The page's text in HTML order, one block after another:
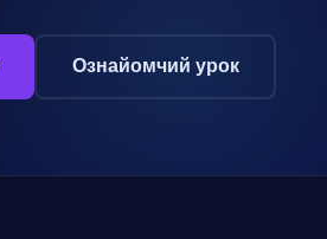
Ознайомчий урок